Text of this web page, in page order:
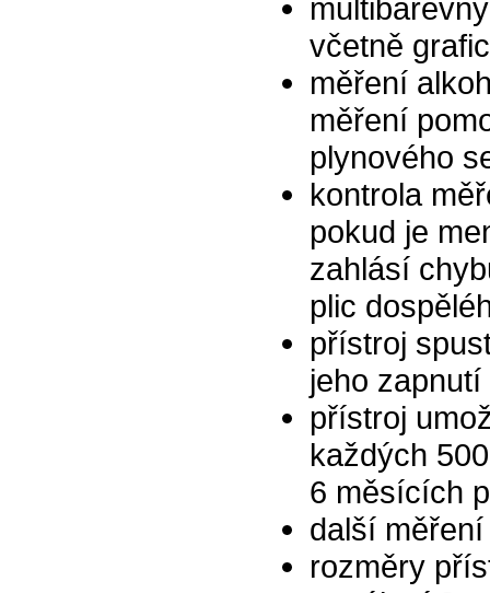
včetně
měření
měření
plynového
kontrola
pokud je
zahlásí
plic
přístroj
jeho zapnutí
přístroj
každých
6 měsících
další
rozměry